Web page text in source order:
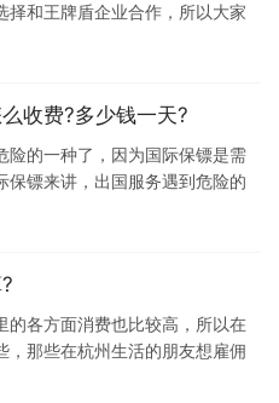
择和王牌盾企业合作，所以大家
收费?多少钱一天?
险的一种了，因为国际保镖是需
保镖来讲，出国服务遇到危险的
的各方面消费也比较高，所以在
，那些在杭州生活的朋友想雇佣